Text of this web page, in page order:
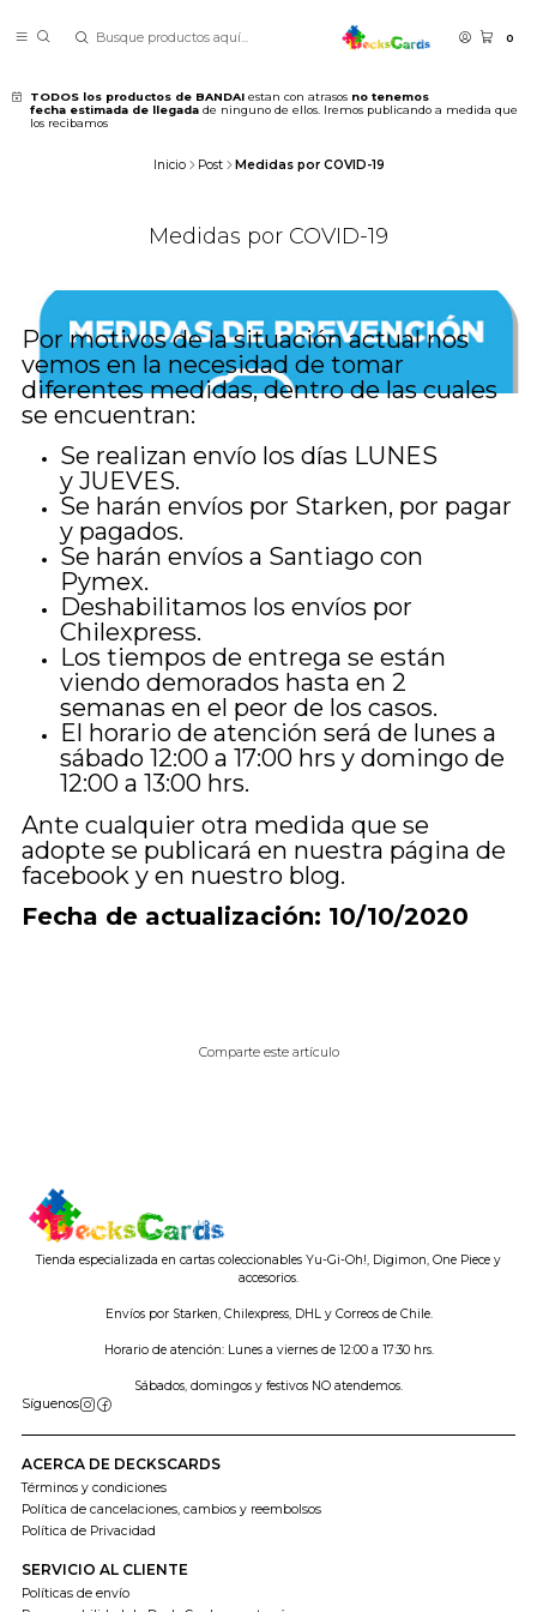
0
TODOS los productos de BANDAI estan con atrasos no tenemos
fecha estimada de llegada de ninguno de ellos. Iremos publicando a medida que
los recibamos
Inicio Post Medidas por COVID-19
Medidas por COVID-19
Por motivos de la situación actual nos
vemos en la necesidad de tomar
diferentes medidas, dentro de las cuales
se encuentran:
Se realizan envío los días LUNES
y JUEVES.
Se harán envíos por Starken, por pagar
y pagados.
Se harán envíos a Santiago con
Pymex.
Deshabilitamos los envíos por
Chilexpress.
Los tiempos de entrega se están
viendo demorados hasta en 2
semanas en el peor de los casos.
El horario de atención será de lunes a
sábado 12:00 a 17:00 hrs y domingo de
12:00 a 13:00 hrs.
Ante cualquier otra medida que se
adopte se publicará en nuestra página de
facebook y en nuestro blog.
Fecha de actualización: 10/10/2020
Comparte este artículo
Tienda especializada en cartas coleccionables Yu-Gi-Oh!, Digimon, One Piece y
accesorios.
Envíos por Starken, Chilexpress, DHL y Correos de Chile.
Horario de atención: Lunes a viernes de 12:00 a 17:30 hrs.
Sábados, domingos y festivos NO atendemos.
Síguenos
ACERCA DE DECKSCARDS
Términos y condiciones
Política de cancelaciones, cambios y reembolsos
Política de Privacidad
SERVICIO AL CLIENTE
Políticas de envío